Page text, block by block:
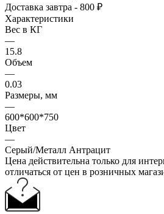
Доставка завтра - 800 ₽
Характеристики
Вес в КГ
—
15.8
Объем
—
0.03
Размеры, мм
—
600*600*750
Цвет
—
Серый/Металл Антрацит
Цена действительна только для
отличаться от цен в розничных